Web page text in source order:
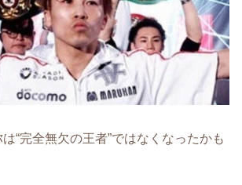
“完全無欠の王者”ではなくなったかも